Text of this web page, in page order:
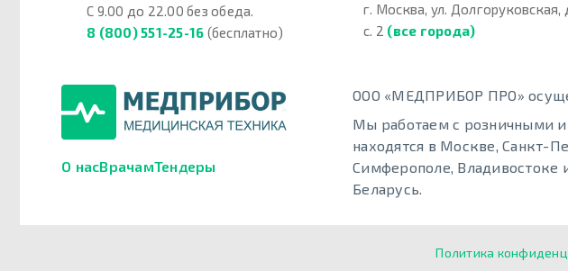
С 9.00 до 22.00 без обеда.
8 (800) 551-25-16 (бесплатно)
г. Москва, ул. Долгоруковская,
с. 2 (все города)
О насВрачамТендеры
ООО «МЕДПРИБОР ПРО»
Мы работаем с розничными
находятся в Москве, Санкт-
Симферополе, Владивостоке
Беларусь.
Политика